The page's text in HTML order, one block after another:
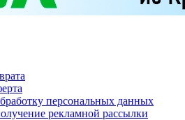
персональных данных
рекламной рассылки